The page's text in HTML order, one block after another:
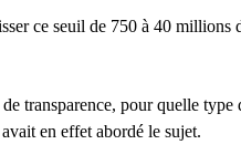
ce seuil de 750 à 40 millions
transparence, pour quelle type
en effet abordé le sujet.